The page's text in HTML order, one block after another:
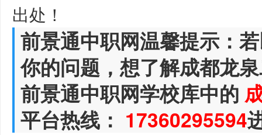
出处！
前景通中职网温馨提示：
你的问题，想了解成都龙
前景通中职网学校库中的
平台热线： 17360295594